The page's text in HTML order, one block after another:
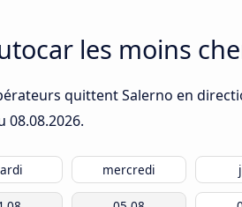
les moins
quittent Salerno en
08.08.2026.
mercredi